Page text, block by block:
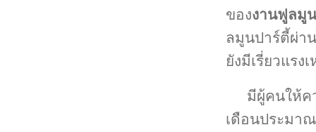
ของงานฟูลมู
ลมูนปาร์ตี้ผ่า
ยังมีเรี่ยวแรง
มีผู้คนให้ค
เดือนประมา